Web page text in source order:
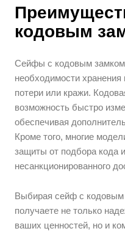
кодовым
Сейфы с кодовым замком
необходимости
потери или кражи.
возможность быстро
обеспечивая
Кроме того, многие
защиты от подбора кода
несанкционированного
Выбирая сейф с
получаете не только
ваших ценностей, но и